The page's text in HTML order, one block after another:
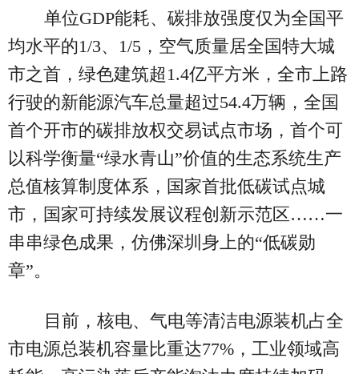
单位GDP能耗、碳排放强度仅为全国平
均水平的1/3、1/5，空气质量居全国特大城
市之首，绿色建筑超1.4亿平方米，全市上路
行驶的新能源汽车总量超过54.4万辆，全国
首个开市的碳排放权交易试点市场，首个可
以科学衡量“绿水青山”价值的生态系统生产
总值核算制度体系，国家首批低碳试点城
市，国家可持续发展议程创新示范区……一
串串绿色成果，仿佛深圳身上的“低碳勋
章”。
目前，核电、气电等清洁电源装机占全
市电源总装机容量比重达77%，工业领域高